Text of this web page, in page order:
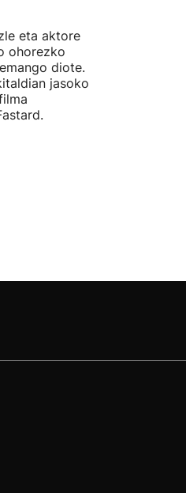
eta aktore
ohorezko
diote.
jasoko